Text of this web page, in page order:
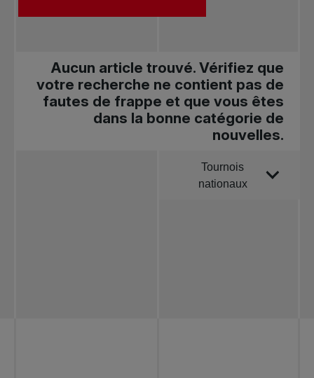
Aucun article trouvé. Vérifiez que
votre recherche ne contient pas de
fautes de frappe et que vous êtes
dans la bonne catégorie de
nouvelles.
Tournois
nationaux